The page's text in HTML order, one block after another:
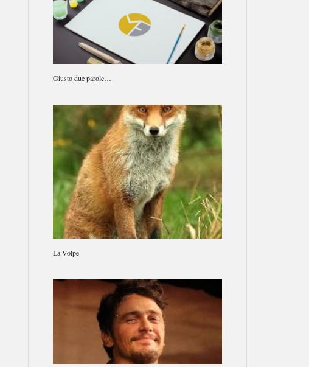
Giusto due parole…
La Volpe